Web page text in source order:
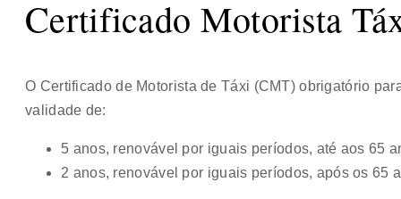
Certificado Motorista
O Certificado de Motorista de Táxi (CMT) obrigatório
validade de:
5 anos, renovável por iguais períodos, até aos 65
2 anos, renovável por iguais períodos, após os 65